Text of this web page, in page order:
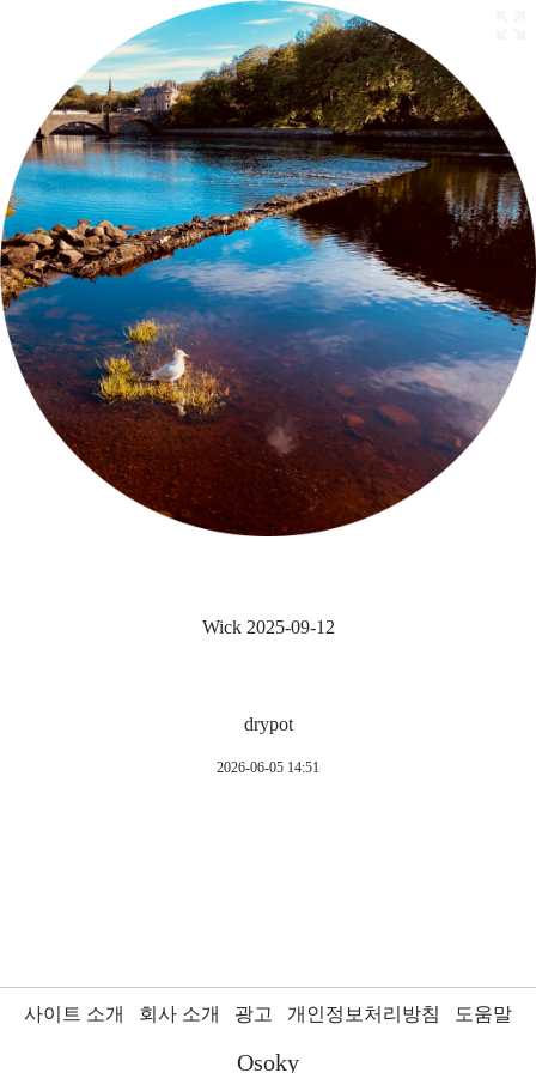
Wick 2025-09-12
drypot
2026-06-05 14:51
사이트 소개 회사 소개 광고 개인정보처리방침 도움말
Osoky